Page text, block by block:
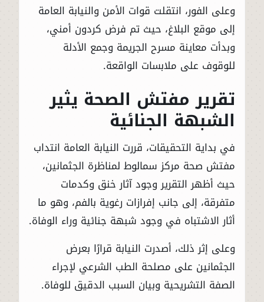
وعلى الفور، انتقلت قوات الأمن والنيابة العامة
إلى موقع البلاغ، حيث تم فرض كردون أمني،
وبدأت معاينة مسرح الجريمة وجمع الأدلة
للوقوف على ملابسات الواقعة.
تقرير مفتش الصحة يثير
الشبهة الجنائية
في بداية التحقيقات، قررت النيابة العامة انتداب
مفتش صحة مركز سمالوط لمناظرة الجثمانين،
حيث أظهر التقرير وجود آثار خنق وكدمات
متفرقة، إلى جانب إفرازات رغوية بالفم، وهو ما
أثار الاشتباه في وجود شبهة جنائية وراء الوفاة.
وعلى إثر ذلك، أصدرت النيابة قرارًا بعرض
الجثمانين على مصلحة الطب الشرعي لإجراء
الصفة التشريحية وبيان السبب الدقيق للوفاة.